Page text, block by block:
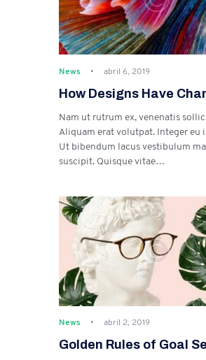
News abril 6, 2019
How Designs Have
Nam ut rutrum ex, venenatis
Aliquam erat volutpat. Integer eu
Ut bibendum lacus vestibulum
suscipit. Quisque vitae…
News abril 2, 2019
Golden Rules of Goal